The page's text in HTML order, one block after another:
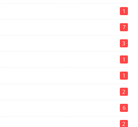
1
7
3
1
1
2
6
2